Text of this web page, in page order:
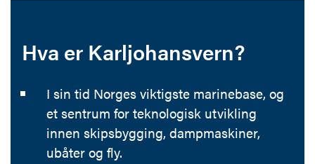
Hva er Karljohansvern?
I sin tid Norges viktigste marinebase, og
et sentrum for teknologisk utvikling
innen skipsbygging, dampmaskiner,
ubåter og fly.